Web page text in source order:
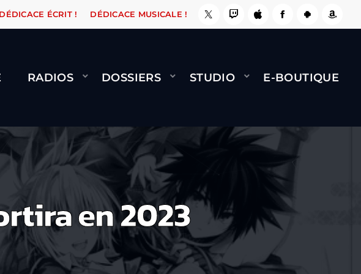
ORANGE ROAD QUI PASSE, ÇA LE FAIT ! NAMI BERNARD MINET -
DÉDICACE ÉCRIT ! DÉDICACE MUSICALE !
RADIOS DOSSIERS STUDIO E-BOUTIQUE
en 2023